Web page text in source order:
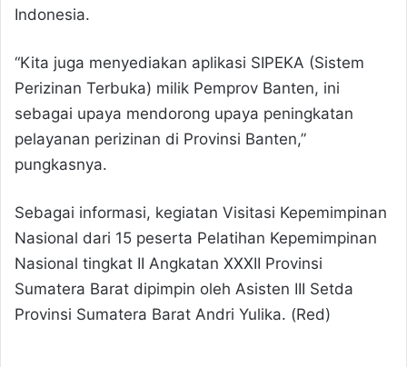
Indonesia.
“Kita juga menyediakan aplikasi SIPEKA (Sistem
Perizinan Terbuka) milik Pemprov Banten, ini
sebagai upaya mendorong upaya peningkatan
pelayanan perizinan di Provinsi Banten,”
pungkasnya.
Sebagai informasi, kegiatan Visitasi Kepemimpinan
Nasional dari 15 peserta Pelatihan Kepemimpinan
Nasional tingkat II Angkatan XXXII Provinsi
Sumatera Barat dipimpin oleh Asisten III Setda
Provinsi Sumatera Barat Andri Yulika. (Red)